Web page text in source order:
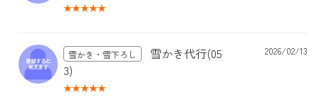
雪かき・雪下ろし
雪かき代行(05
3)
2026/02/13